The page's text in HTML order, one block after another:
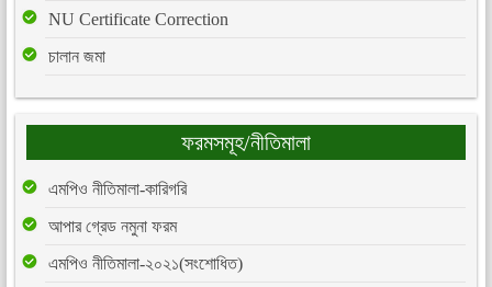
NU Certificate Correction
চালান জমা
ফরমসমূহ/নীতিমালা
এমপিও নীতিমালা-কারিগরি
আপার গ্রেড নমুনা ফরম
এমপিও নীতিমালা-২০২১(সংশোধিত)